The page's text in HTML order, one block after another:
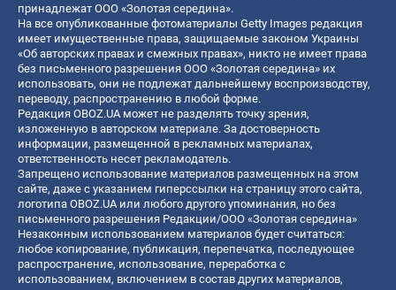
принадлежат ООО «Золотая середина».
На все опубликованные фотоматериалы Getty Images редакция
имеет имущественные права, защищаемые законом Украины
«Об авторских правах и смежных правах», никто не имеет права
без письменного разрешения ООО «Золотая середина» их
использовать, они не подлежат дальнейшему воспроизводству,
переводу, распространению в любой форме.
Редакция OBOZ.UA может не разделять точку зрения,
изложенную в авторском материале. За достоверность
информации, размещенной в рекламных материалах,
ответственность несет рекламодатель.
Запрещено использование материалов размещенных на этом
сайте, даже с указанием гиперссылки на страницу этого сайта,
логотипа OBOZ.UA или любого другого упоминания, но без
письменного разрешения Редакции/ООО «Золотая середина»
Незаконным использованием материалов будет считаться:
любое копирование, публикация, перепечатка, последующее
распространение, использование, переработка с
использованием, включением в состав других материалов,